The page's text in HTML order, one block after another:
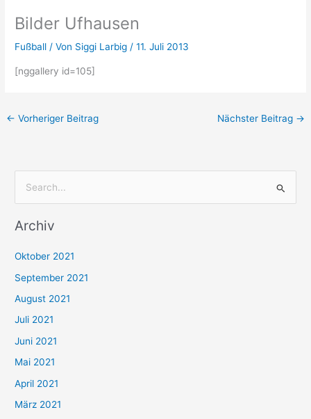
Bilder Ufhausen
Fußball / Von Siggi Larbig/11. Juli 2013
[nggallery id=105]
← Vorheriger Beitrag Nächster Beitrag →
c
n
n
a
c
h
:
Archiv
Oktober 2021
September 2021
August 2021
Juli 2021
Juni 2021
Mai 2021
April 2021
März 2021